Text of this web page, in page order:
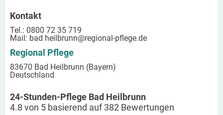
Kontakt
Tel.: 0800 72 35 719
Mail: bad heilbrunn@regional-pflege.de
Regional Pflege
83670 Bad Heilbrunn (Bayern)
Deutschland
24-Stunden-Pflege Bad Heilbrunn
4.8 von 5 basierend auf382 Bewertungen